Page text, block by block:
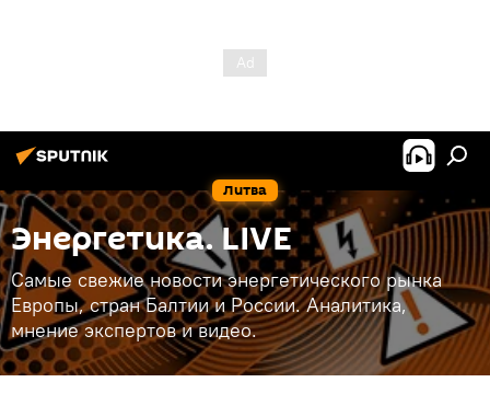
Литва
Энергетика. LIVE
Самые свежие новости энергетического рынка
Европы, стран Балтии и России. Аналитика,
мнение экспертов и видео.